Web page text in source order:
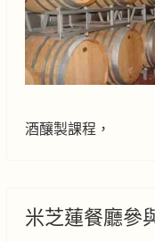
酒釀製課程，
米芝蓮餐廳參